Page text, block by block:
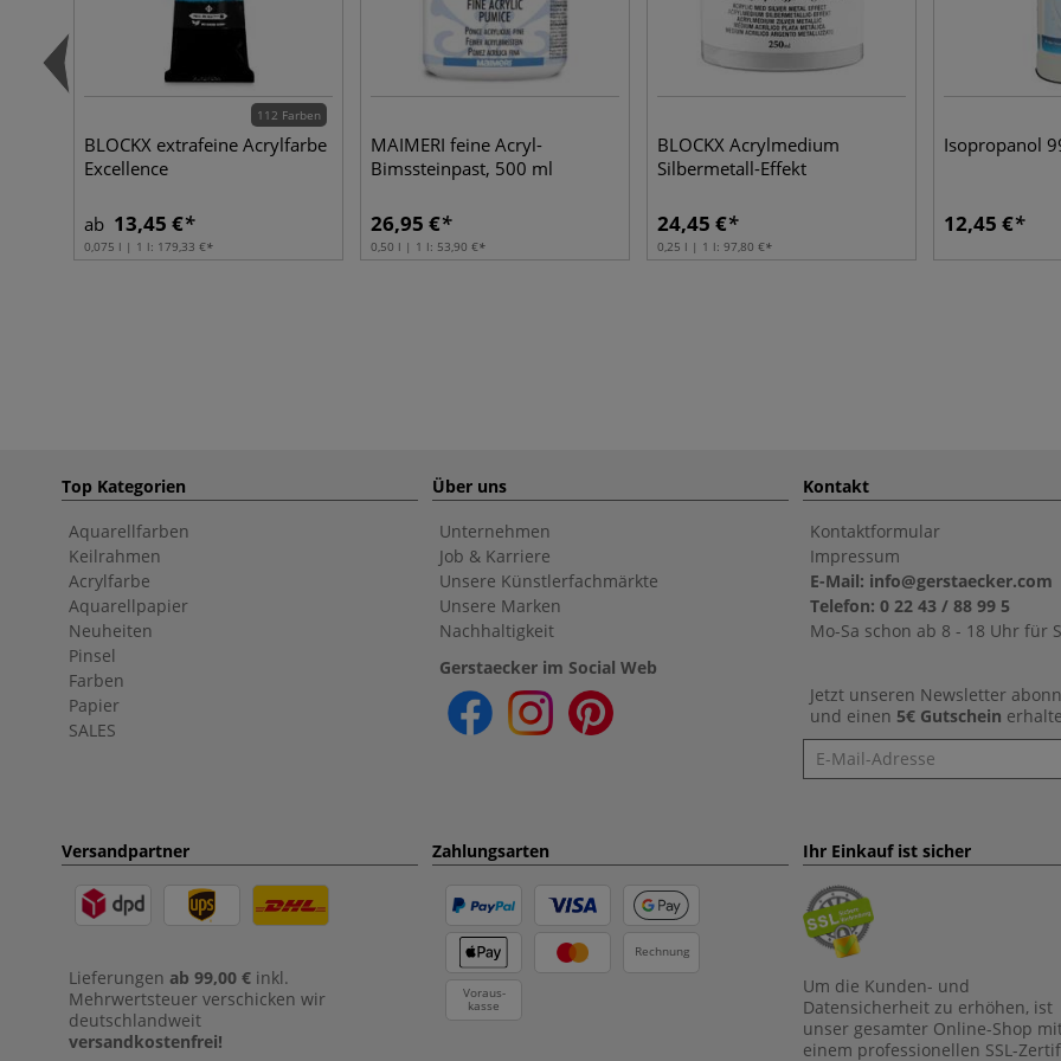
112 Farben
BLOCKX extrafeine Acrylfarbe
Excellence
ab 13,45 €
0,075 l | 1 l: 179,33 €
MAIMERI feine Acryl-
Bimssteinpast, 500 ml
26,95 €
0,50 l | 1 l: 53,90 €
BLOCKX Acrylmedium
Silbermetall-Effekt
24,45 €
0,25 l | 1 l: 97,80 €
Isopropanol
12,45 €
Top Kategorien
Aquarellfarben
Keilrahmen
Acrylfarbe
Aquarellpapier
Neuheiten
Pinsel
Farben
Papier
SALES
Über uns
Unternehmen
Job & Karriere
Unsere Künstlerfachmärkte
Unsere Marken
Nachhaltigkeit
Gerstaecker im Social Web
Kontakt
Kontaktformular
Impressum
E-Mail: info@gerstaecker.com
Telefon: 0 22 43 / 88 99 5
Mo-Sa schon ab 8 - 18 Uhr für
Jetzt unseren Newsletter
und einen 5€ Gutschein
Newsletter
Versandpartner
Lieferungen ab 99,00 € inkl.
Mehrwertsteuer verschicken wir
deutschlandweit
versandkostenfrei!
Zahlungsarten
Rechnung
Voraus-
kasse
Ihr Einkauf ist sicher
Um die Kunden- und
Datensicherheit zu erhöhen, ist
unser gesamter Online-Shop
einem professionellen SSL-